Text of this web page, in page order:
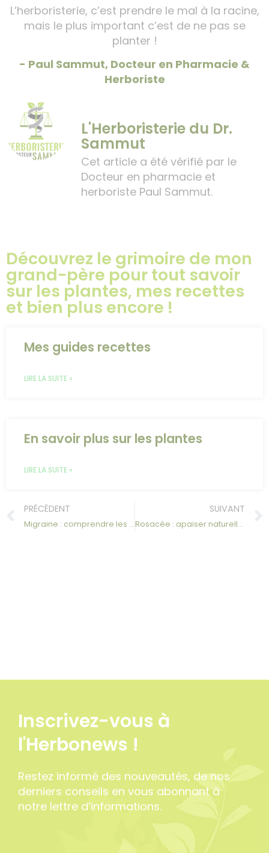
L’herboristerie, c’est prendre le mal à la racine,
mais le plus important c’est de ne pas se
planter !
- Paul Sammut, Docteur en Pharmacie &
Herboriste
L'Herboristerie du Dr.
Sammut
Cet article a été vérifié par le
Docteur en pharmacie et
herboriste Paul Sammut.
Découvrez le grimoire de mon
grand-père pour tout savoir
sur les plantes, mes recettes
et bien plus encore !
Mes guides recettes
LIRE LA SUITE »
En savoir plus sur les plantes
LIRE LA SUITE »
PRÉCÉDENT
Migraine : comprendre les causes et apaiser naturellement la douleur
SUIVANT
Rosacée : apaiser naturellement cette inflammation de la peau
Inscrivez-vous à
l'Herbonews !
Restez informé des nouveautés, de nos
derniers conseils en vous abonnant à
notre lettre d’informations.